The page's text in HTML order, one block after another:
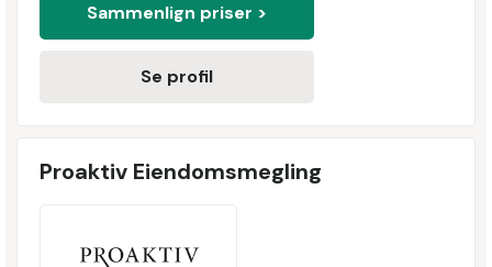
Sammenlign priser >
Se profil
Proaktiv Eiendomsmegling